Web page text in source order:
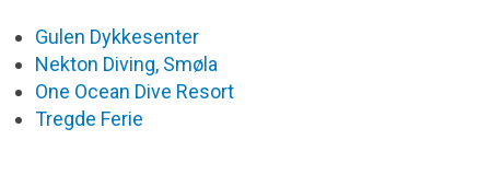
Gulen Dykkesenter
Nekton Diving, Smøla
One Ocean Dive Resort
Tregde Ferie